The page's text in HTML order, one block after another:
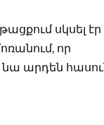
սկսել էր
որ
նա արդեն